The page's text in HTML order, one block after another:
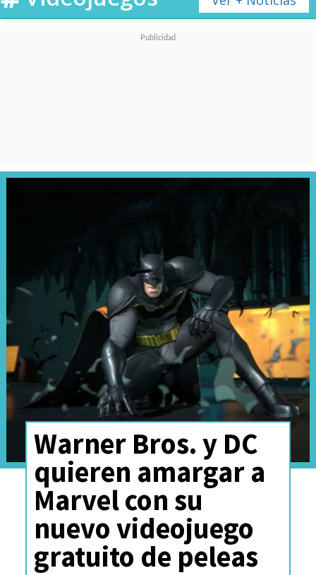
Warner Bros. y DC
quieren amargar a
Marvel con su
nuevo videojuego
gratuito de peleas